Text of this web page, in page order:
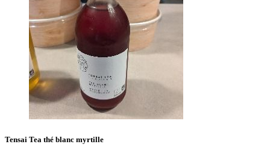
Tensai Tea thé blanc myrtille